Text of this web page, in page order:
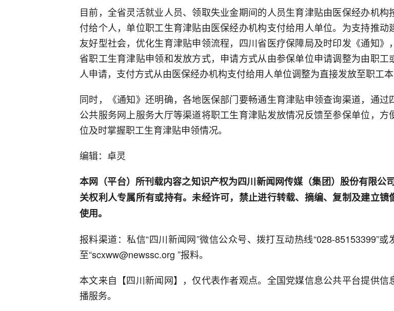
目前，全省灵活就业人员、领取失业金期间的人员生育津贴由医保经办机构
付给个人，单位职工生育津贴由医保经办机构支付给用人单位。为支持推动
友好型社会，优化生育津贴申领流程，四川省医疗保障局及时印发《通知》
省职工生育津贴申领和发放方式，申请方式从由参保单位申请调整为由职工
人申请，支付方式从由医保经办机构支付给用人单位调整为直接发放至职工本
同时，《通知》还明确，各地医保部门要畅通生育津贴申领查询渠道，通过
公共服务网上服务大厅等渠道将职工生育津贴发放情况反馈至参保单位，方
位及时掌握职工生育津贴申领情况。
编辑：卓灵
本网（平台）所刊载内容之知识产权为四川新闻网传媒（集团）股份有限公
关权利人专属所有或持有。未经许可，禁止进行转载、摘编、复制及建立镜
使用。
报料渠道：私信“四川新闻网”微信公众号、拨打互动热线“028-85153399”或
至“scxww@newssc.org ”报料。
本文来自【四川新闻网】，仅代表作者观点。全国党媒信息公共平台提供信
播服务。